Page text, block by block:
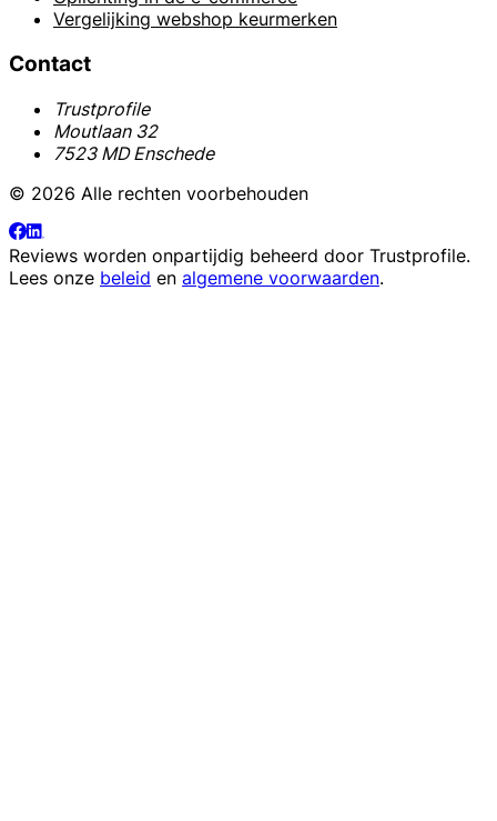
Vergelijking webshop keurmerken
Contact
Trustprofile
Moutlaan 32
7523 MD Enschede
© 2026 Alle rechten voorbehouden
Reviews worden onpartijdig beheerd door Trustprofile.
Lees onze beleid en algemene voorwaarden.